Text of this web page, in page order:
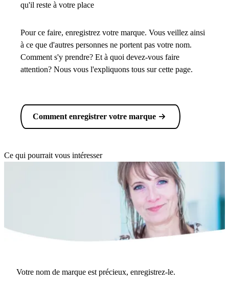
qu'il reste à votre place
Pour ce faire, enregistrez votre marque. Vous veillez ainsi
à ce que d'autres personnes ne portent pas votre nom.
Comment s'y prendre? Et à quoi devez-vous faire
attention? Nous vous l'expliquons tous sur cette page.
Comment enregistrer votre marque
Ce qui pourrait vous intéresser
Votre nom de marque est précieux, enregistrez-le.